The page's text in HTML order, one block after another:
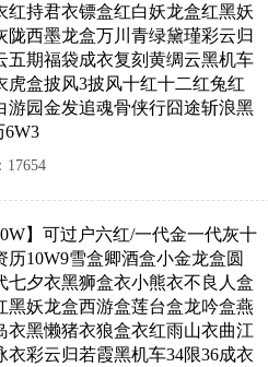
红持君衣镖盒红白妖龙盒红黑妖
陇西墨龙盒万川青绿黛瑾彩云归
五期福袋成衣复刻黄绸云黑机车
虎盒披风3披风十红十二红兔红
游园金发追魂骨侠行囧途斩浪黑
6W3
17654
】可过户六红/一代金一代灰十
10W9雪盒卿酒盒小金龙盒圆
七夕衣黑狮盒衣小熊衣不良人盒
黑妖龙盒西游盒莲台盒龙吟盒燕
衣黑懒猪衣狼盒衣红雨山衣曲江
彩云归若霞黑机车34限36成衣